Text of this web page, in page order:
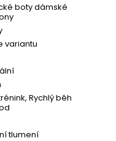
boty dámské
variantu
Rychlý běh
tlumení